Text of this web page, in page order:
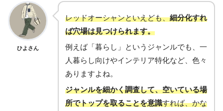
ひよさん
レッドオーシャンといえども、細分化すれ
ば穴場は見つけられます。
例えば「暮らし」というジャンルでも、一
人暮らし向けやインテリア特化など、色々
ありますよね。
ジャンルを細かく調査して、空いている場
所でトップを取ることを意識すれば、かな